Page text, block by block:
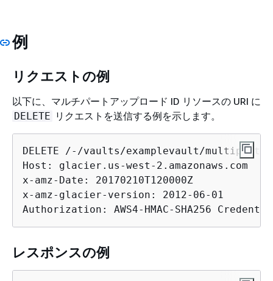
例
リクエストの例
以下に、マルチパートアップロード ID リソースの URI に
DELETE リクエストを送信する例を示します。
DELETE /-/vaults/examplevault/multipart-
Host: glacier.us-west-2.amazonaws.com
x-amz-Date: 20170210T120000Z
x-amz-glacier-version: 2012-06-01
レスポンスの例